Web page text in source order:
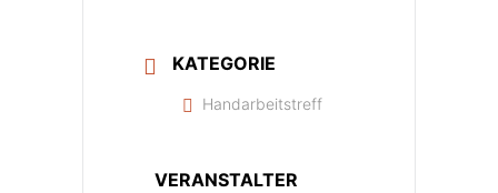
KATEGORIE
Handarbeitstreff
VERANSTALTER